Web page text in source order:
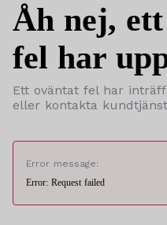
Åh nej,
fel har
Ett oväntat fel har
eller kontakta
Error message:
Error: Request failed